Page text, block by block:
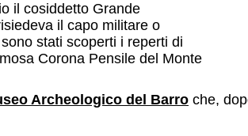
il cosiddetto Grande
il capo militare o
stati scoperti i reperti di
Corona Pensile del Monte
Archeologico del Barro che,